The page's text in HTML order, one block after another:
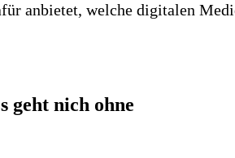
anbietet, welche digitalen
geht nich ohne